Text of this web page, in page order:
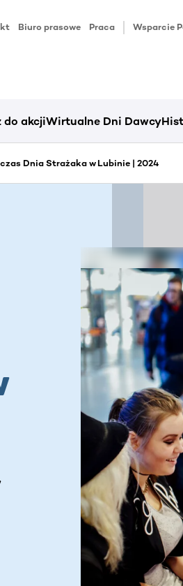
Biuro prasowe Praca Wsparcie
do akcjiWirtualne Dni Dawcy
Dnia Strażaka w Lubinie | 2024